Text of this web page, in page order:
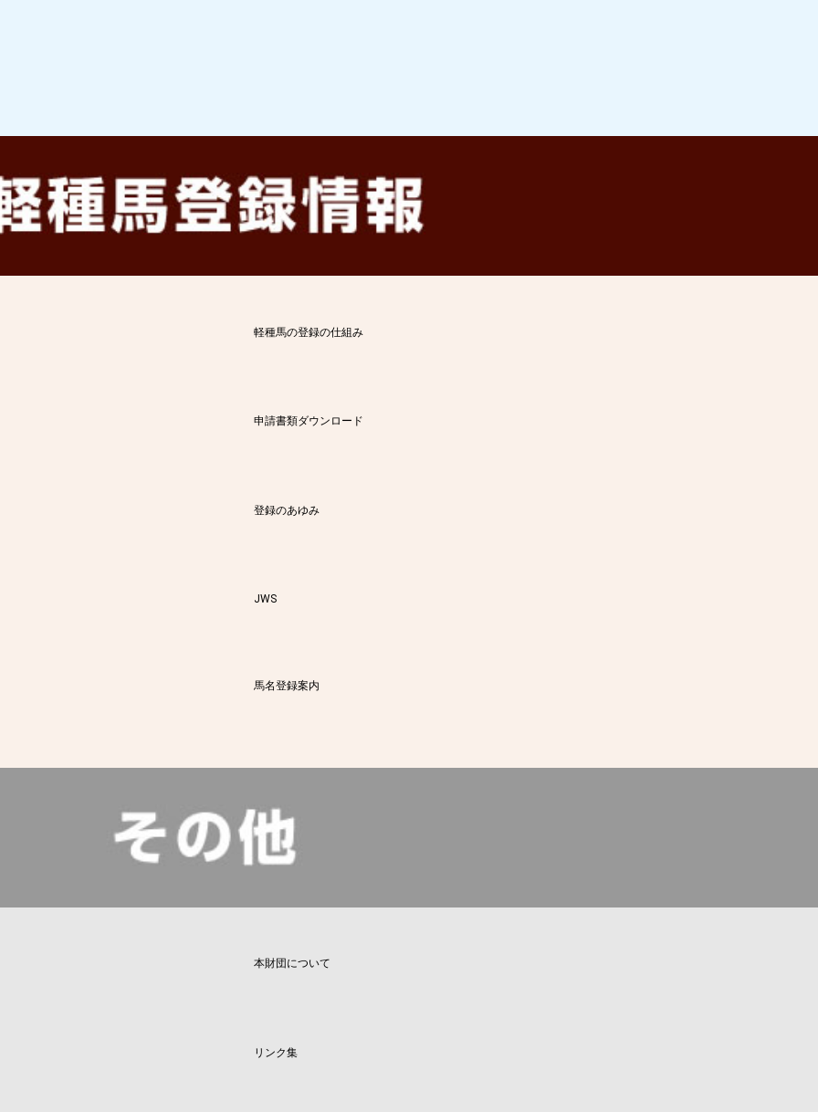
軽種馬の登録の仕組み
申請書類ダウンロード
登録のあゆみ
JWS
馬名登録案内
本財団について
リンク集